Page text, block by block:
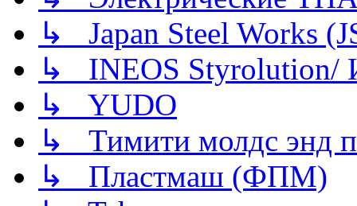
↳ Japan Steel Works
↳ INEOS
↳ YUDO
↳ Тимити молдс энд
↳ Пластмаш (ФПМ)